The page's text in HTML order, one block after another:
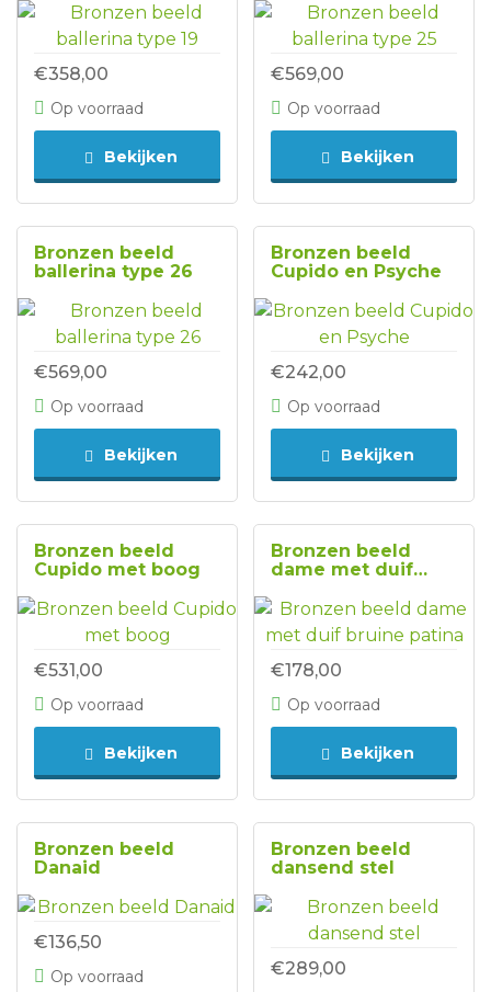
€358,00
Op voorraad
Bekijken
€569,00
Op voorraad
Bekijken
Bronzen beeld
ballerina type 26
€569,00
Op voorraad
Bekijken
Bronzen beeld
Cupido en Psyche
€242,00
Op voorraad
Bekijken
Bronzen beeld
Cupido met boog
€531,00
Op voorraad
Bekijken
Bronzen beeld
dame met duif
€178,00
Op voorraad
Bekijken
Bronzen beeld
Danaid
€136,50
Op voorraad
Bronzen beeld
dansend stel
€289,00